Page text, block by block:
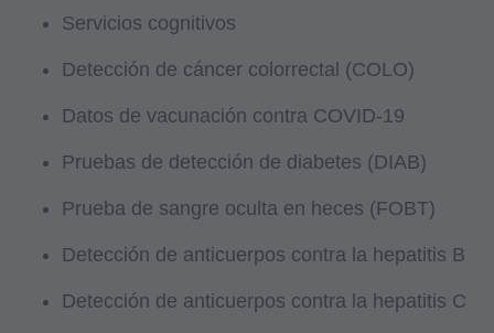
Servicios cognitivos
Detección de cáncer colorrectal (COLO)
Datos de vacunación contra COVID-19
Pruebas de detección de diabetes (DIAB)
Prueba de sangre oculta en heces (FOBT)
Detección de anticuerpos contra la hepatitis B
Detección de anticuerpos contra la hepatitis C
RESPONSABILIDAD POR CUALQUIER
OBLIGACIÓN ATRIBUIBLE AL USO DEL CDT
RECLAMACIÓN ATRIBUIBLE A CUALQUIER
INEXACTITUD EN LA INFORMACIÓN O
MATERIAL CUBIERTO POR ESTA LICENCIA.
daños directos, indirectos, especiales,